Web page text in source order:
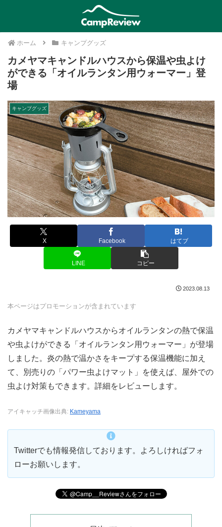
ホーム キャンプグッズ
カメヤマキャンドルハウスから保温や虫よけ
ができる「オイルランタン用ウォーマー」登
場
キャンプグッズ
X Facebook はてブ
LINE コピー
2023.08.13
本ページはプロモーションが含まれています
カメヤマキャンドルハウスからオイルランタンの熱で保温
や虫よけができる「オイルランタン用ウォーマー」が登場
しました。炎の熱で温かさをキープする保温機能に加え
て、別売りの「パワー虫よけマット」を使えば、屋外での
虫よけ対策もできます。詳細をレビューします。
アイキャッチ画像出典: Kameyama
Twitterでも情報発信しております。よろしければフォ
ローお願いします。